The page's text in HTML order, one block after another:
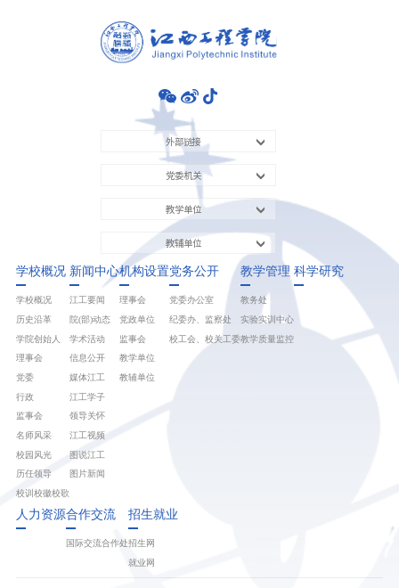
外部链接
党委机关
教学单位
教辅单位
学校概况
学校概况
历史沿革
学院创始人
理事会
党委
行政
监事会
名师风采
校园风光
历任领导
校训校徽校歌
新闻中心
江工要闻
院(部)动态
学术活动
信息公开
媒体江工
江工学子
领导关怀
江工视频
图说江工
图片新闻
机构设置
理事会
党政单位
监事会
教学单位
教辅单位
党务公开
党委办公室
纪委办、监察处
校工会、校关工委
教学管理
教务处
实验实训中心
教学质量监控
科学研究
人力资源合作交流
国际交流合作处
招生就业
招生网
就业网